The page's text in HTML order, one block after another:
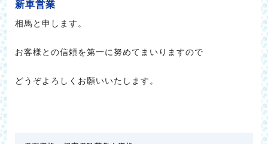
新車営業
相馬と申します。
お客様との信頼を第一に努めてまいりますので
どうぞよろしくお願いいたします。